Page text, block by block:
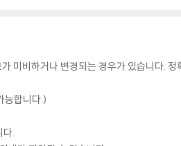
미비하거나 변경되는 경우가 있습니다. 정
능합니다.)
다.